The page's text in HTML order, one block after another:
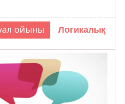
ойыны
Логикалық